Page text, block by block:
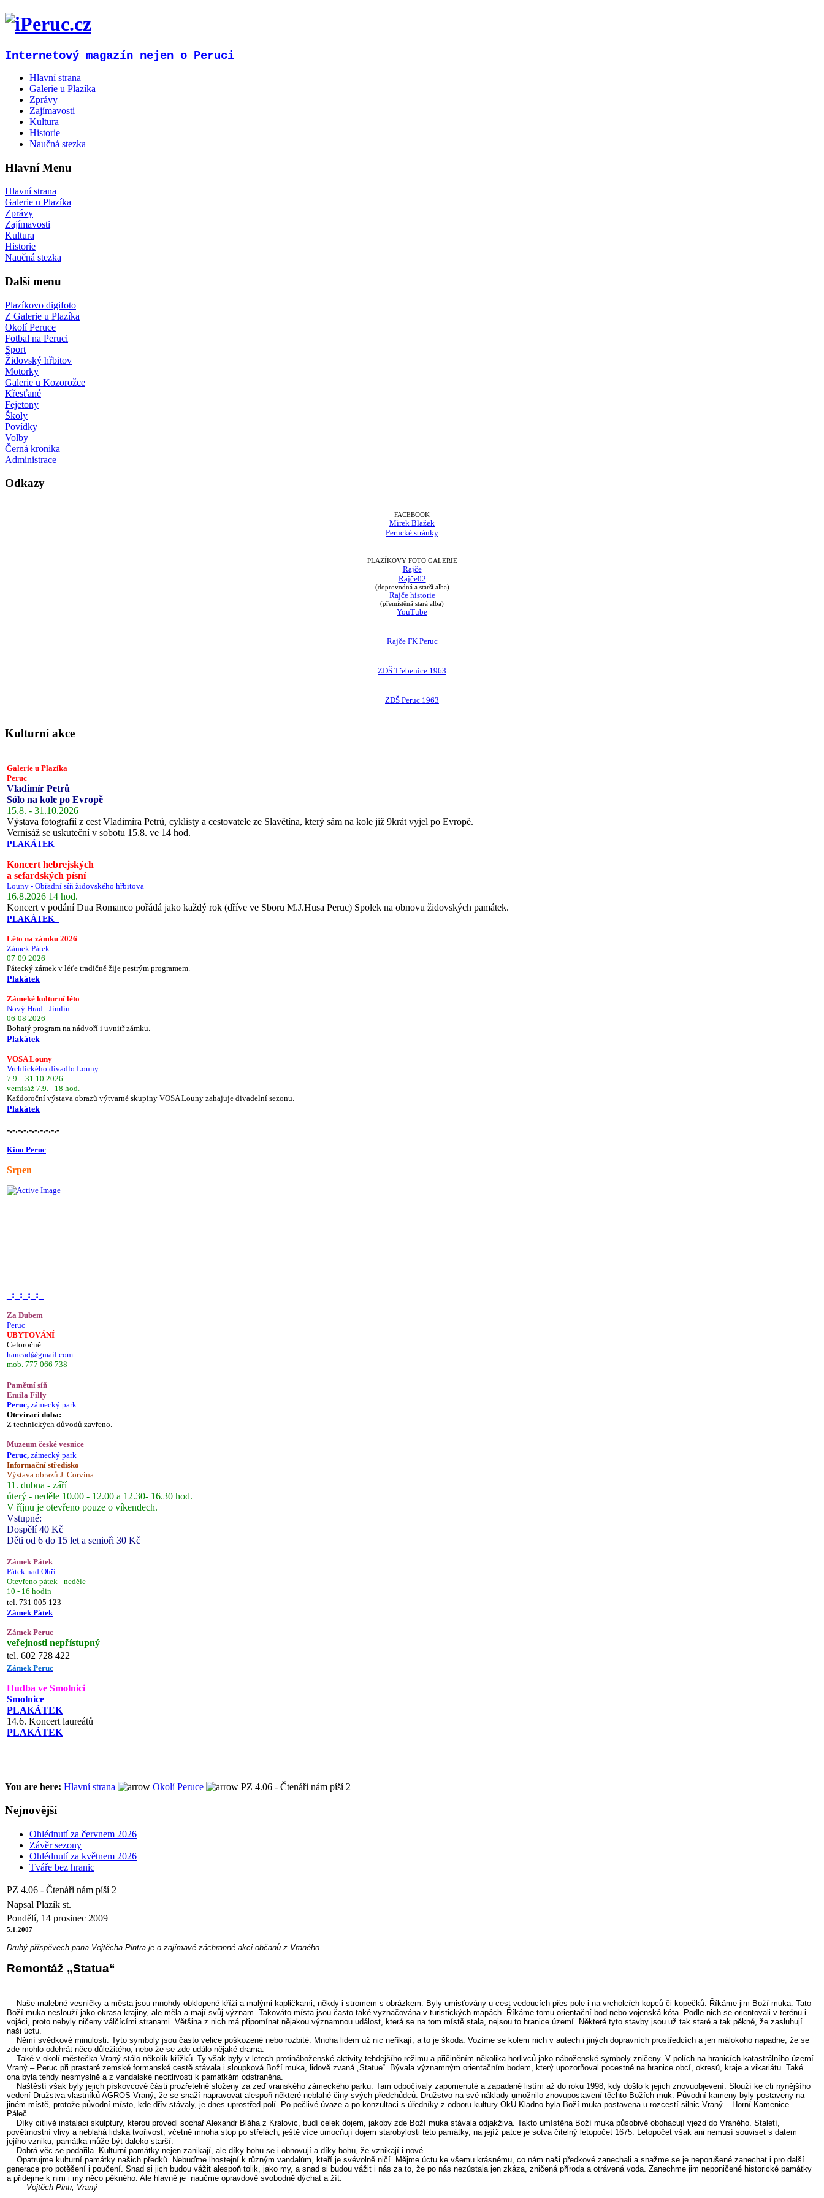
Internetový magazín nejen o Peruci
Hlavní strana
Galerie u Plazíka
Zprávy
Zajímavosti
Kultura
Historie
Naučná stezka
Hlavní Menu
Hlavní strana
Galerie u Plazíka
Zprávy
Zajímavosti
Kultura
Historie
Naučná stezka
Další menu
Plazíkovo digifoto
Z Galerie u Plazíka
Okolí Peruce
Fotbal na Peruci
Sport
Židovský hřbitov
Motorky
Galerie u Kozorožce
Křesťané
Fejetony
Školy
Povídky
Volby
Černá kronika
Administrace
Odkazy
FACEBOOK
Mirek Blažek
Perucké stránky
PLAZÍKOVY FOTO GALERIE
Rajče
Rajče02
(doprovodná a starší alba)
Rajče historie
(přemístěná stará alba)
YouTube
Rajče FK Peruc
ZDŠ Třebenice 1963
ZDŠ Peruc 1963
Kulturní akce
Galerie u Plazíka
Peruc
Vladimír Petrů
Sólo na kole po Evropě
15.8. - 31.10.2026
Výstava fotografií z cest Vladimíra Petrů, cyklisty a cestovatele ze Slavětína, který sám na kole již 9krát vyjel po Evropě.
Vernisáž se uskuteční v sobotu 15.8. ve 14 hod.
PLAKÁTEK
Koncert hebrejských
a sefardských písní
Louny - Obřadní síň židovského hřbitova
16.8.2026 14 hod.
Koncert v podání Dua Romanco pořádá jako každý rok (dříve ve Sboru M.J.Husa Peruc) Spolek na obnovu židovských památek.
PLAKÁTEK
Léto na zámku 2026
Zámek Pátek
07-09 2026
Pátecký zámek v léťe tradičně žije pestrým programem.
Plakátek
Zámeké kulturní léto
Nový Hrad - Jimlín
06-08 2026
Bohatý program na nádvoří i uvnitř zámku.
Plakátek
VOSA Louny
Vrchlického divadlo Louny
7.9. - 31.10 2026
vernisáž 7.9. - 18 hod.
Každoroční výstava obrazů výtvarné skupiny VOSA Louny zahajuje divadelní sezonu.
Plakátek
-.-.-.-.-.-.-.-.-.-
Kino Peruc
Srpen
_:_:_:_:_
Za Dubem
Peruc
UBYTOVÁNÍ
Celoročně
hancad@gmail.com
mob. 777 066 738
Pamětní síň
Emila Filly
Peruc, zámecký park
Otevírací doba:
Z technických důvodů zavřeno.
Muzeum české vesnice
Peruc, zámecký park
Informační středisko
Výstava obrazů J. Corvina
11. dubna - září
úterý - neděle 10.00 - 12.00 a 12.30- 16.30 hod.
V říjnu je otevřeno pouze o víkendech.
Vstupné:
Dospělí 40 Kč
Děti od 6 do 15 let a senioři 30 Kč
Zámek Pátek
Pátek nad Ohří
Otevřeno pátek - neděle
10 - 16 hodin
tel. 731 005 123
Zámek Pátek
Zámek Peruc
veřejnosti nepřístupný
tel. 602 728 422
Zámek Peruc
Hudba ve Smolnici
Smolnice
PLAKÁTEK
14.6. Koncert laureátů
PLAKÁTEK
You are here: Hlavní strana Okolí Peruce PZ 4.06 - Čtenáři nám píší 2
Nejnovější
Ohlédnutí za červnem 2026
Závěr sezony
Ohlédnutí za květnem 2026
Tváře bez hranic
PZ 4.06 - Čtenáři nám píší 2
Napsal Plazík st.
Pondělí, 14 prosinec 2009
5.1.2007
Druhý příspěvech pana Vojtěcha Pintra je o zajímavé záchranné akci občanů z Vraného.
Remontáž „Statua“
Naše malebné vesničky a města jsou mnohdy obklopené kříži a malými kapličkami, někdy i stromem s obrázkem. Byly umisťovány u cest vedoucích přes pole i na vrcholcích kopců či kopečků. Říkáme jim Boží muka. Tato
Boží muka neslouží jako okrasa krajiny, ale měla a mají svůj význam. Takováto místa jsou často také vyznačována v turistických mapách. Říkáme tomu orientační bod nebo vojenská kóta. Podle nich se orientovali v terénu i
vojáci, proto nebyly ničeny válčícími stranami. Většina z nich má připomínat nějakou významnou událost, která se na tom místě stala, nejsou to hranice území. Některé tyto stavby jsou už tak staré a tak pěkné, že zasluhují
naši úctu.
Němí svědkové minulosti. Tyto symboly jsou často velice poškozené nebo rozbité. Mnoha lidem už nic neříkají, a to je škoda. Vozíme se kolem nich v autech i jiných dopravních prostředcích a jen málokoho napadne, že se
zde mohlo odehrát něco důležitého, nebo že se zde událo nějaké drama.
Také v okolí městečka Vraný stálo několik křížků. Ty však byly v letech protináboženské aktivity tehdejšího režimu a přičiněním několika horlivců jako náboženské symboly zničeny. V polích na hranicích katastrálního území
Vraný – Peruc při prastaré zemské formanské cestě stávala i sloupková Boží muka, lidově zvaná „Statue“. Bývala významným orientačním bodem, který upozorňoval pocestné na hranice obcí, okresů, kraje a vikariátu. Také
ona byla tehdy nesmyslně a z vandalské necitlivosti k památkám odstraněna.
Naštěstí však byly jejich pískovcové části prozřetelně složeny za zeď vranského zámeckého parku. Tam odpočívaly zapomenuté a zapadané listím až do roku 1998, kdy došlo k jejich znovuobjevení. Slouží ke cti nynějšího
vedení Družstva vlastníků AGROS Vraný, že se snaží napravovat alespoň některé neblahé činy svých předchůdců. Družstvo na své náklady umožnilo znovupostavení těchto Božích muk. Původní kameny byly postaveny na
jiném místě, protože původní místo, kde dřív stávaly, je dnes uprostřed polí. Po pečlivé úvaze a po konzultaci s úředníky z odboru kultury OkÚ Kladno byla Boží muka postavena u rozcestí silnic Vraný – Horní Kamenice –
Páleč.
Díky citlivé instalaci skulptury, kterou provedl sochař Alexandr Bláha z Kralovic, budí celek dojem, jakoby zde Boží muka stávala odjakživa. Takto umístěna Boží muka působivě obohacují vjezd do Vraného. Staletí,
povětrnostní vlivy a neblahá lidská tvořivost, včetně mnoha stop po střelách, ještě více umocňují dojem starobylosti této památky, na jejíž patce je sotva čitelný letopočet 1675. Letopočet však ani nemusí souviset s datem
jejího vzniku, památka může být daleko starší.
Dobrá věc se podařila. Kulturní památky nejen zanikají, ale díky bohu se i obnovují a díky bohu, že vznikají i nové.
Opatrujme kulturní památky našich předků. Nebuďme lhostejní k různým vandalům, kteří je svévolně ničí. Mějme úctu ke všemu krásnému, co nám naši předkové zanechali a snažme se je neporušené zanechat i pro další
generace pro potěšení i poučení. Snad si jich budou vážit alespoň tolik, jako my, a snad si budou vážit i nás za to, že po nás nezůstala jen zkáza, zničená příroda a otrávená voda. Zanechme jim neponičené historické památky
a přidejme k nim i my něco pěkného. Ale hlavně je naučme opravdově svobodně dýchat a žít.
Vojtěch Pintr, Vraný